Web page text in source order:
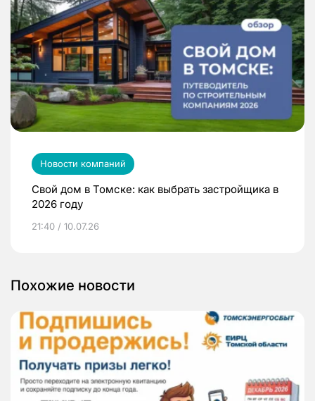
Новости компаний
Свой дом в Томске: как выбрать застройщика в
2026 году
21:40 / 10.07.26
Похожие новости